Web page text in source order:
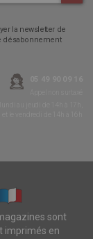
la newsletter de
désabonnement
sont
imprimés en